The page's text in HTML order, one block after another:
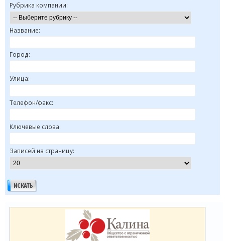
Рубрика компании:
Название:
Город:
Улица:
Телефон/факс:
Ключевые слова:
Записей на страницу: